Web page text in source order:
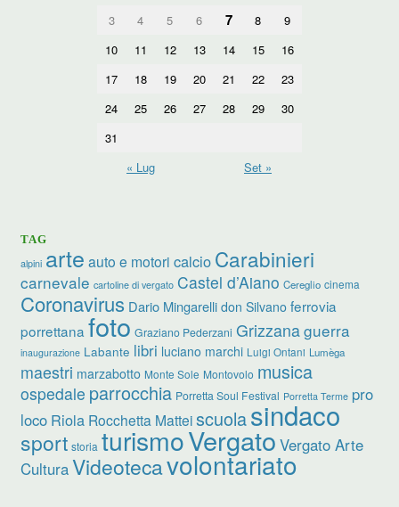
3
4 5 6 7 8
9
10
11 12 13 14 15
16
17
18 19 20 21 22
23
24
25 26 27 28 29
30
31
« Lug
Set »
TAG
alpini arte auto e motori calcio Carabinieri
carnevale cartoline di vergato Castel d’Aiano Cereglio cinema
Coronavirus Dario Mingarelli don Silvano ferrovia
porrettana foto Graziano Pederzani Grizzanaguerra
inaugurazione Labante libri luciano marchi Luigi Ontani Lumèga
maestri marzabotto Monte Sole Montovolo musica
ospedale parrocchia Porretta Soul Festival Porretta Terme pro
loco Riola Rocchetta Matteiscuolasindaco
sport storia turismoVergato Vergato Arte
CulturaVideotecavolontariato